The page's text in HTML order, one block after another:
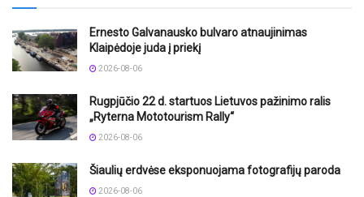
Ernesto Galvanausko bulvaro atnaujinimas
Klaipėdoje juda į priekį
2026-08-06
Rugpjūčio 22 d. startuos Lietuvos pažinimo ralis
„Ryterna Mototourism Rally“
2026-08-06
Šiaulių erdvėse eksponuojama fotografijų paroda
2026-08-06